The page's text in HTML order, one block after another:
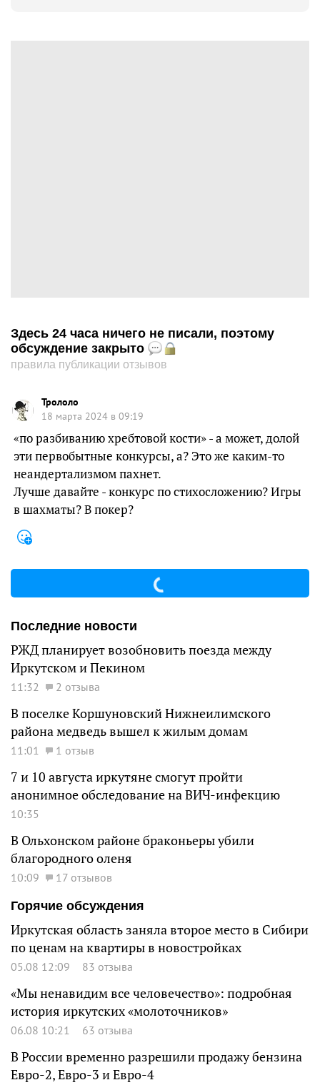
Здесь 24 часа ничего не писали, поэтому
обсуждение закрыто
правила публикации отзывов
Трололо
18 марта 2024 в 09:19
«по разбиванию хребтовой кости» - а может, долой
эти первобытные конкурсы, а? Это же каким-то
неандертализмом пахнет.
Лучше давайте - конкурс по стихосложению? Игры
в шахматы? В покер?
Последние новости
РЖД планирует возобновить поезда между
Иркутском и Пекином
11:32 2 отзыва
В поселке Коршуновский Нижнеилимского
района медведь вышел к жилым домам
11:01 1 отзыв
7 и 10 августа иркутяне смогут пройти
анонимное обследование на ВИЧ-инфекцию
10:35
В Ольхонском районе браконьеры убили
благородного оленя
10:09
17 отзывов
Горячие обсуждения
Иркутская область заняла второе место в Сибири
по ценам на квартиры в новостройках
05.08 12:09 83 отзыва
«Мы ненавидим все человечество»: подробная
история иркутских «молоточников»
06.08 10:21 63 отзыва
В России временно разрешили продажу бензина
Евро-2, Евро-3 и Евро-4